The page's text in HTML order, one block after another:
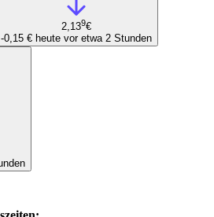
2,139€
-0,15 € heute vor etwa 2 Stunden